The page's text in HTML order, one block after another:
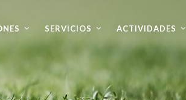
SERVICIOS ACTIVIDADES